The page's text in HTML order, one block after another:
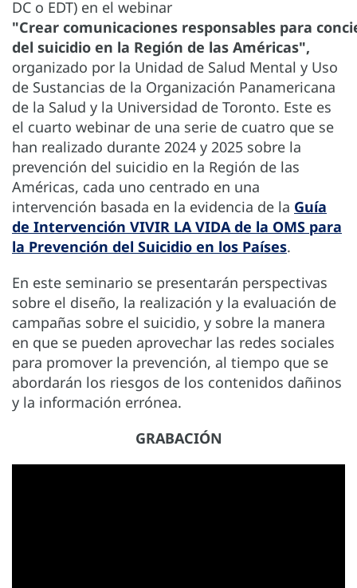
DC o EDT) en el webinar
"Crear comunicaciones responsables para
del suicidio en la Región de las Américas",
organizado por la Unidad de Salud Mental y Uso
de Sustancias de la Organización Panamericana
de la Salud y la Universidad de Toronto. Este es
el cuarto webinar de una serie de cuatro que se
han realizado durante 2024 y 2025 sobre la
prevención del suicidio en la Región de las
Américas, cada uno centrado en una
intervención basada en la evidencia de la Guía
de Intervención VIVIR LA VIDA de la OMS para
la Prevención del Suicidio en los Países.
En este seminario se presentarán perspectivas
sobre el diseño, la realización y la evaluación de
campañas sobre el suicidio, y sobre la manera
en que se pueden aprovechar las redes sociales
para promover la prevención, al tiempo que se
abordarán los riesgos de los contenidos dañinos
y la información errónea.
GRABACIÓN